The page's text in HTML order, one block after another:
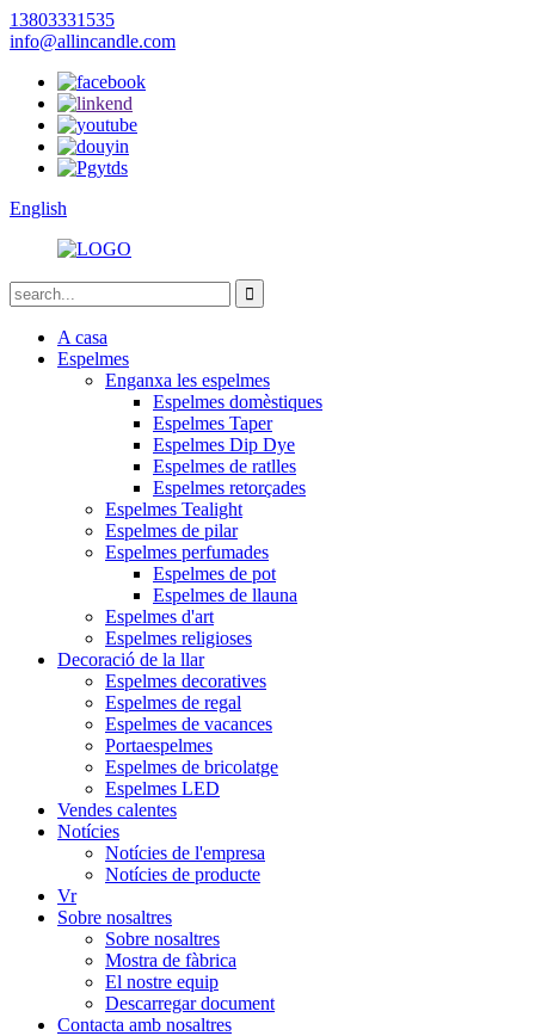
13803331535
info@allincandle.com
English
A casa
Espelmes
Enganxa les espelmes
Espelmes domèstiques
Espelmes Taper
Espelmes Dip Dye
Espelmes de ratlles
Espelmes retorçades
Espelmes Tealight
Espelmes de pilar
Espelmes perfumades
Espelmes de pot
Espelmes de llauna
Espelmes d'art
Espelmes religioses
Decoració de la llar
Espelmes decoratives
Espelmes de regal
Espelmes de vacances
Portaespelmes
Espelmes de bricolatge
Espelmes LED
Vendes calentes
Notícies
Notícies de l'empresa
Notícies de producte
Vr
Sobre nosaltres
Sobre nosaltres
Mostra de fàbrica
El nostre equip
Descarregar document
Contacta amb nosaltres